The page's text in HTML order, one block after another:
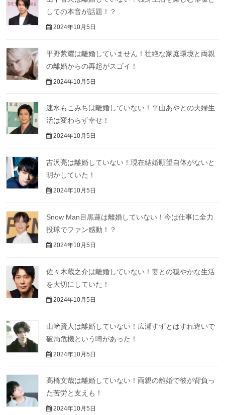
しての本音が話題！？
2024年10月5日
平野紫耀は離婚していません！壮絶な家庭環境と両親
の離婚からの再起がスゴイ！
2024年10月5日
速水もこみちは離婚していない！平山あやとの夫婦生
活は変わらず幸せ！
2024年10月5日
吉沢亮は離婚していない！現在結婚願望自体がないと
明かしていた！
2024年10月5日
Snow Man目黒蓮は離婚していない！今は仕事に全力
投球でファン感動！？
2024年10月5日
佐々木蔵之介は離婚していない！妻との穏やかな生活
を大切にしていた！
2024年10月5日
山﨑賢人は離婚していない！広瀬すずとはすれ違いで
破局危機という噂があった！
2024年10月5日
高橋文哉は離婚していない！両親の離婚で彼が背負っ
た苦労と支えも！
2024年10月5日